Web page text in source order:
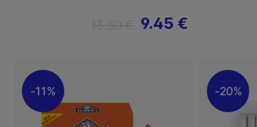
9.45 €
11% 20%